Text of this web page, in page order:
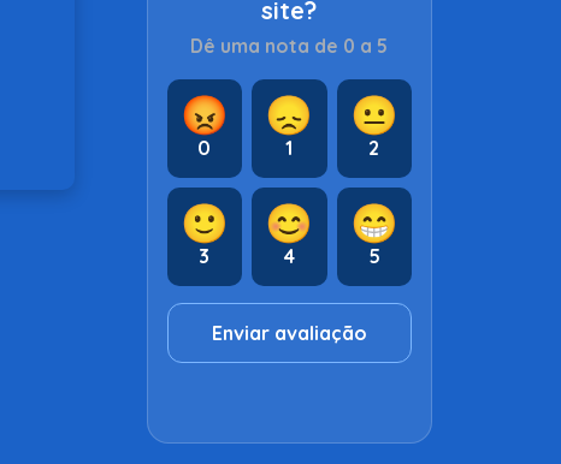
site?
Dê uma nota de 0 a 5
😡
0
😞
1
😐
2
🙂
3
😊
4
😁
5
Enviar avaliação